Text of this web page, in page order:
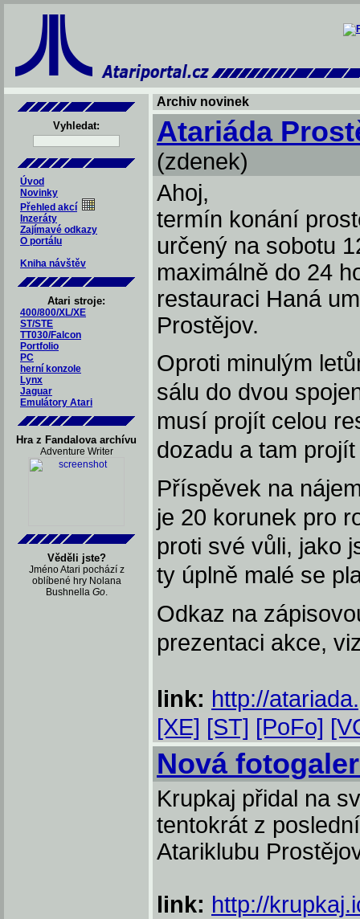
Vyhledat:
Úvod
Novinky
Přehled akcí
Inzeráty
Zajímavé odkazy
O portálu
Kniha návštěv
Atari stroje:
400/800/XL/XE
ST/STE
TT030/Falcon
Portfolio
PC
herní konzole
Lynx
Jaguar
Emulátory Atari
Hra z Fandalova archívu
Adventure Writer
Věděli jste?
Jméno Atari pochází z
oblíbené hry Nolana
Bushnella Go.
Archiv novinek
Atariáda
(zdenek)
Ahoj,
termín konání
určený na sobotu
maximálně do 24
restauraci Haná
Prostějov.
Oproti minulým
sálu do dvou
musí projít celou
dozadu a tam
Příspěvek na
je 20 korunek pro
proti své vůli, jako
ty úplně malé se
Odkaz na
prezentaci akce,
link: http://
[XE] [ST] [PoFo]
Nová
Krupkaj přidal na
tentokrát z
Atariklubu
link: http://